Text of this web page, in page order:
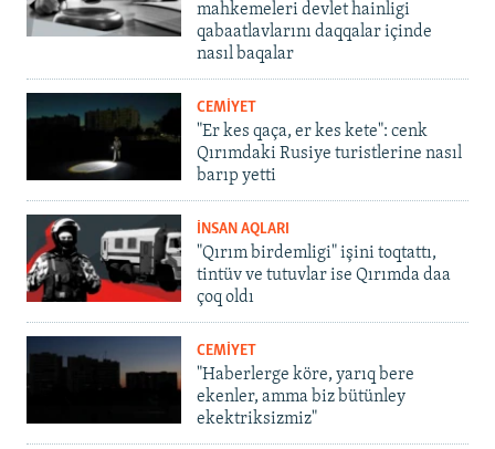
mahkemeleri devlet hainligi
qabaatlavlarını daqqalar içinde
nasıl baqalar
CEMİYET
"Er kes qaça, er kes kete": cenk
Qırımdaki Rusiye turistlerine nasıl
barıp yetti
İNSAN AQLARI
"Qırım birdemligi" işini toqtattı,
tintüv ve tutuvlar ise Qırımda daa
çoq oldı
CEMİYET
"Haberlerge köre, yarıq bere
ekenler, amma biz bütünley
ekektriksizmiz"